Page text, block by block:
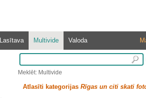
Lasītava Multivide Valoda
Meklēt: Multivide
Atlasīti kategorijas Rīgas un citi skati